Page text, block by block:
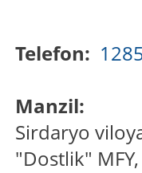
Telefon:
Manzil:
Sirdaryo
"Dostlik"